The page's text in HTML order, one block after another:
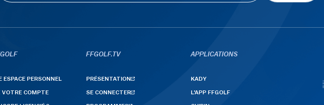
ESPACE PERSONNEL
VOTRE COMPTE
FFGOLF.TV
PRÉSENTATION
SE CONNECTER
APPLICATIONS
KADY
L'APP FFGOLF